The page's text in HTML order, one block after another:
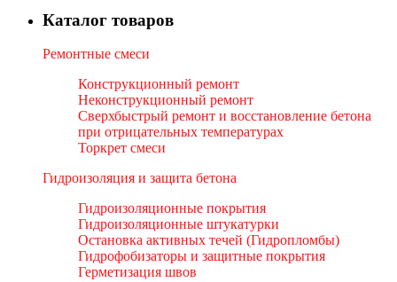
Каталог товаров
Ремонтные смеси
Конструкционный ремонт
Неконструкционный ремонт
Сверхбыстрый ремонт и восстановление бетона
при отрицательных температурах
Торкрет смеси
Гидроизоляция и защита бетона
Гидроизоляционные покрытия
Гидроизоляционные штукатурки
Остановка активных течей (Гидропломбы)
Гидрофобизаторы и защитные покрытия
Герметизация швов